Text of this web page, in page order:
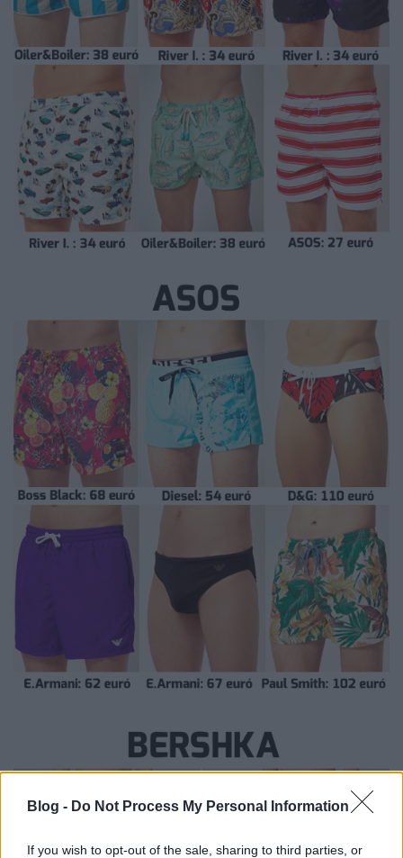
Blog - Do Not Process My Personal Information
If you wish to opt-out of the sale, sharing to third parties, or